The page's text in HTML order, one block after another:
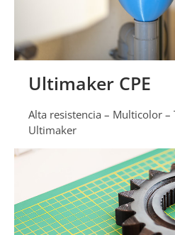
Ultimaker CPE
Alta resistencia – Multicolor –
Ultimaker